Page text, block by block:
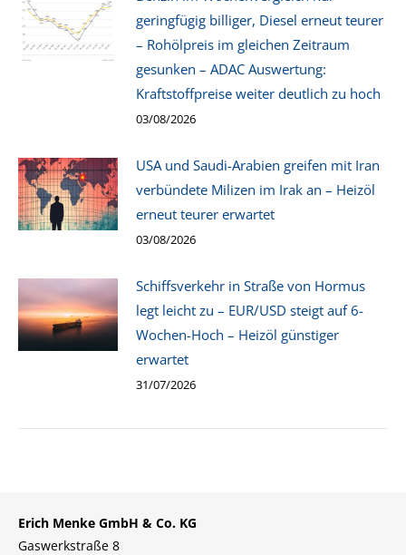
geringfügig billiger, Diesel erneut teurer
– Rohölpreis im gleichen Zeitraum
gesunken – ADAC Auswertung:
Kraftstoffpreise weiter deutlich zu hoch
03/08/2026
USA und Saudi-Arabien greifen mit Iran
verbündete Milizen im Irak an – Heizöl
erneut teurer erwartet
03/08/2026
Schiffsverkehr in Straße von Hormus
legt leicht zu – EUR/USD steigt auf 6-
Wochen-Hoch – Heizöl günstiger
erwartet
31/07/2026
Erich Menke GmbH & Co. KG
Gaswerkstraße 8